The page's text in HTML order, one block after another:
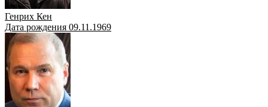
Генрих Кен
Дата рождения 09.11.1969